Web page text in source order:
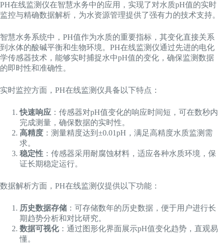
PH在线监测仪在智慧水务中的应用，实现了对水质pH值的实时
监控与精确数据解析，为水资源管理提供了强有力的技术支持。
智慧水务系统中，PH值作为水质的重要指标，其变化直接关系
到水体的酸碱平衡和生物环境。PH在线监测仪通过先进的电化
学传感器技术，能够实时捕捉水中pH值的变化，确保监测数据
的即时性和准确性。
实时监控方面，PH在线监测仪具备以下特点：
快速响应 ：传感器对pH值变化的响应时间短，可在数秒内
完成测量，确保数据的实时性。
高精度 ：测量精度达到±0.01pH，满足高精度水质监测需
求。
稳定性 ：传感器采用耐腐蚀材料，适应各种水质环境，保
证长期稳定运行。
数据解析方面，PH在线监测仪提供以下功能：
历史数据存储 ：可存储数年的历史数据，便于用户进行长
期趋势分析和对比研究。
数据可视化：通过图形化界面展示pH值变化趋势，直观易
懂。